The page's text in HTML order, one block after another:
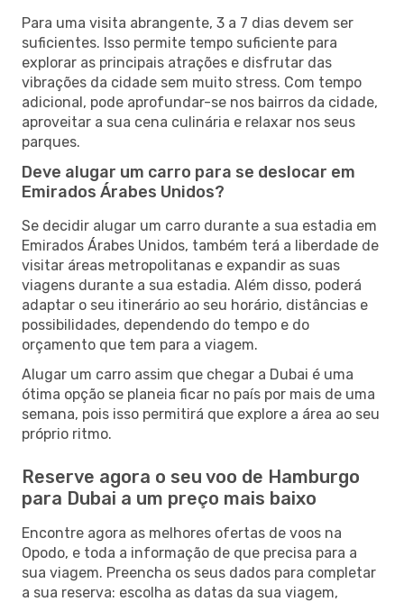
Para uma visita abrangente, 3 a 7 dias devem ser
suficientes. Isso permite tempo suficiente para
explorar as principais atrações e disfrutar das
vibrações da cidade sem muito stress. Com tempo
adicional, pode aprofundar-se nos bairros da cidade,
aproveitar a sua cena culinária e relaxar nos seus
parques.
Deve alugar um carro para se deslocar em
Emirados Árabes Unidos?
Se decidir alugar um carro durante a sua estadia em
Emirados Árabes Unidos, também terá a liberdade de
visitar áreas metropolitanas e expandir as suas
viagens durante a sua estadia. Além disso, poderá
adaptar o seu itinerário ao seu horário, distâncias e
possibilidades, dependendo do tempo e do
orçamento que tem para a viagem.
Alugar um carro assim que chegar a Dubai é uma
ótima opção se planeia ficar no país por mais de uma
semana, pois isso permitirá que explore a área ao seu
próprio ritmo.
Reserve agora o seu voo de Hamburgo
para Dubai a um preço mais baixo
Encontre agora as melhores ofertas de voos na
Opodo, e toda a informação de que precisa para a
sua viagem. Preencha os seus dados para completar
a sua reserva: escolha as datas da sua viagem,